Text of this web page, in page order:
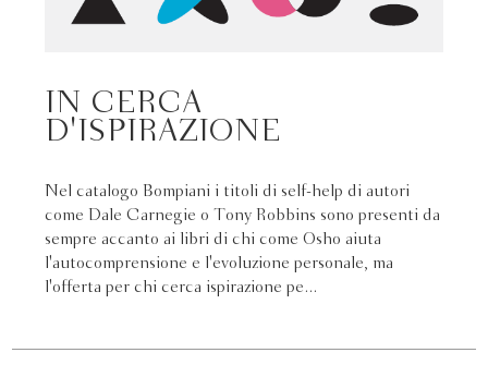
IN CERCA
D'ISPIRAZIONE
Nel catalogo Bompiani i titoli di self-help di autori
come Dale Carnegie o Tony Robbins sono presenti da
sempre accanto ai libri di chi come Osho aiuta
l'autocomprensione e l'evoluzione personale, ma
l'offerta per chi cerca ispirazione pe...